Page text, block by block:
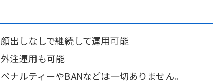
顔出しなしで継続して運用可能
外注運用も可能
ペナルティーやBANなどは一切ありません。